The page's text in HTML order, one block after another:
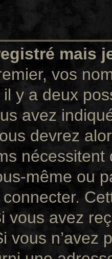
mais
vos
y a deux
avez
devrez
même ou
vous avez
vous n’avez